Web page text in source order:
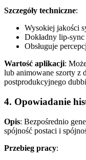
Szczegóły techniczne:
Wysokiej jakości
Dokładny lip-
Obsługuje
Wartość aplikacji:
lub animowane szorty z
postprodukcyjnego
4. Opowiadanie
Opis: Bezpośrednio
spójność postaci i
Przebieg pracy: